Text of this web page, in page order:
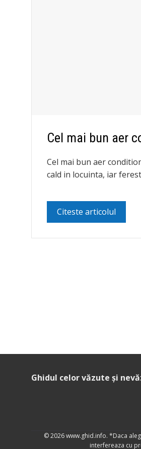
Cel mai bun aer
Cel mai bun aer
cald in locuinta, iar
Citeste articolul
Ghidul celor văzute și
© 2026www.ghid.info. *Daca
interfereaza cu